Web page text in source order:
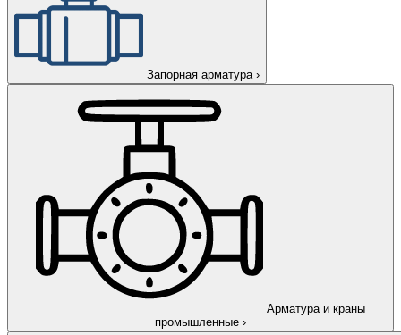
Запорная арматура ›
Арматура и краны
промышленные ›